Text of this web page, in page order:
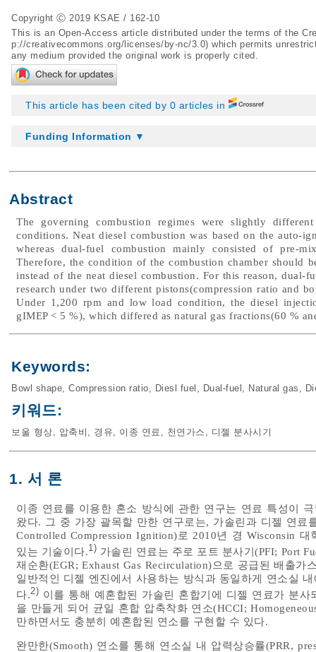
Copyright Ⓒ 2019 KSAE / 162-10
This is an Open-Access article distributed under the terms of the
p://creativecommons.org/licenses/by-nc/3.0) which permits
any medium provided the original work is properly cited.
This article has been cited by 0 articles in
Funding Information ▼
Abstract
The governing combustion regimes were slightly
conditions. Neat diesel combustion was based on the auto-
whereas dual-fuel combustion mainly consisted of pre-
Therefore, the condition of the combustion chamber should
instead of the neat diesel combustion. For this reason, dual-
research under two different pistons(compression ratio and
Under 1,200 rpm and low load condition, the diesel
gIMEP < 5 %), which differed as natural gas fractions(60 %
Keywords:
Bowl shape, Compression ratio, Diesl fuel , Dual-fuel , Natural gas ,
키워드:
보울 형상, 압축비 , 경유, 이종 연료 , 천연가스 , 디젤 분사시기
1. 서 론
이종 연료를 이용한 혼소 방식에 관한 연구는 연료 특성이
왔다. 그 중 가장 괄목할 만한 연구로는, 가솔린과 디젤 연료
Controlled Compression Ignition)로 2010년 경 Wisconsin
있는 기술이다.1) 가솔린 연료는 주로 포트 분사기(PFI; Port
재순환(EGR; Exhaust Gas Recirculation)으로 공급된 배출
일반적인 디젤 엔진에서 사용하는 방식과 동일하게 연소실
다.2) 이를 통해 예혼합된 가솔린 혼합기에 디젤 연료가 분
을 만들게 되어 균일 혼합 압축착화 연소(HCCI;
만하면서도 충분히 예혼합된 연소를 구현할 수 있다.
완만한(Smooth) 연소를 통해 연소실 내 압력상승률(PRR,